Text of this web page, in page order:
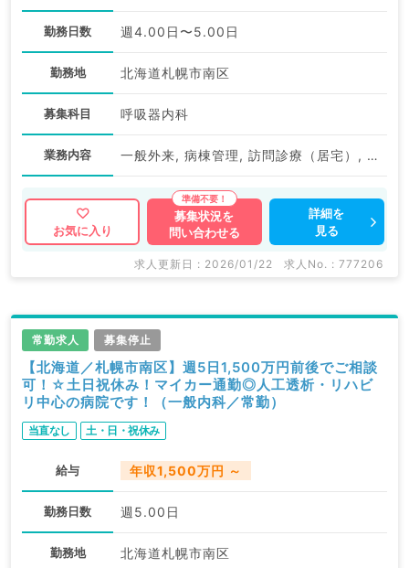
勤務日数 週4.00日〜5.00日
勤務地 北海道札幌市南区
募集科目 呼吸器内科
業務内容 一般外来, 病棟管理, 訪問診療（居宅）, 訪問診療（施設）
お気に入り
募集状況を
問い合わせる
詳細を
見る
求人更新日 : 2026/01/22 求人No. : 777206
常勤求人 募集停止
【北海道／札幌市南区】週5日1,500万円前後でご相談
可！☆土日祝休み！マイカー通勤◎人工透析・リハビ
リ中心の病院です！（一般内科／常勤）
当直なし 土・日・祝休み
給与 年収1,500万円 ～
勤務日数 週5.00日
勤務地 北海道札幌市南区